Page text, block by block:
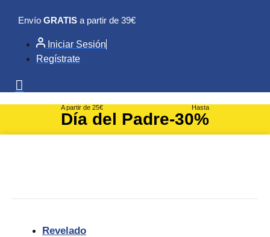
contenido
Envío GRATIS a partir de 39€
Iniciar Sesión
Regístrate
A partir de 25€
Día del Padre
Hasta
-30%
Revelado